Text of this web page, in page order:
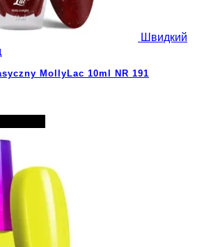
Швидкий
MollyLac 10ml NR 191